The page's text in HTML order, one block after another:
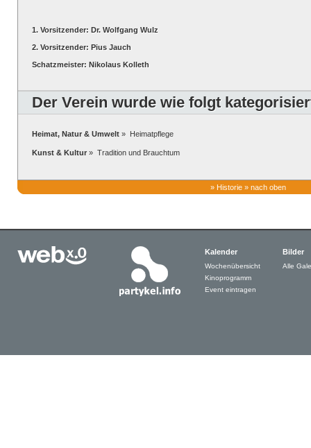
1. Vorsitzender: Dr. Wolfgang Wulz
2. Vorsitzender: Pius Jauch
Schatzmeister: Nikolaus Kolleth
Der Verein wurde wie folgt
Heimat, Natur & Umwelt » Heimatpflege
Kunst & Kultur » Tradition und Brauchtum
» Historie » nach oben
Kalender
Wochenübersicht
Kinoprogramm
Event eintragen
Bilder
Alle